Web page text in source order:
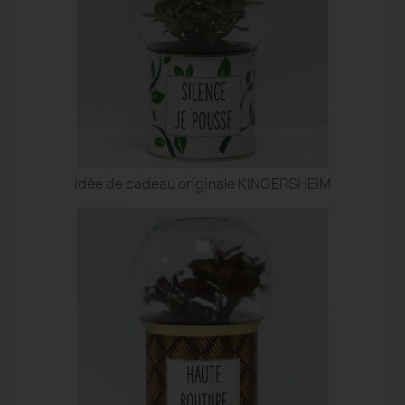
idée de cadeau originale KINGERSHEIM